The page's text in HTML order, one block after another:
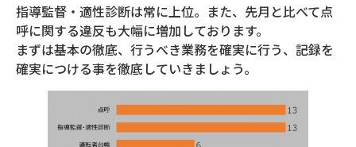
指導監督・適性診断は常に上位。また、先月と比べて点
呼に関する違反も大幅に増加しております。
まずは基本の徹底、行うべき業務を確実に行う、記録を
確実につける事を徹底していきましょう。